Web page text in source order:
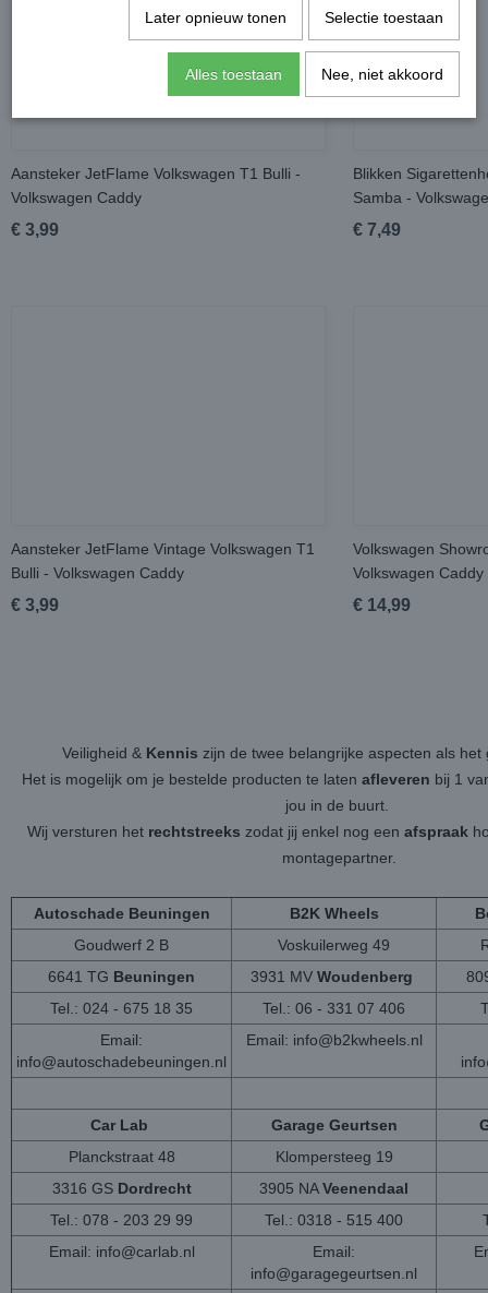
Aansteker JetFlame Volkswagen T1 Bulli -
Volkswagen Caddy
€ 3,99
Blikken
Samba -
€ 7,49
Aansteker JetFlame Vintage Volkswagen T1
Bulli - Volkswagen Caddy
€ 3,99
Volkswagen
Volkswagen Caddy
€ 14,99
Veiligheid & Kennis zijn de twee belangrijke aspecten als
Het is mogelijk om je bestelde producten te laten afleveren bij 1
jou in de buurt.
Wij versturen het rechtstreeks zodat jij enkel nog een afspraak
montagepartner.
Autoschade Beuningen B2K Wheels
Goudwerf 2 B
Voskuilerweg 49
6641 TG Beuningen 3931 MV Woudenberg
Tel.: 024 - 675 18 35
Tel.: 06 - 331 07 406
Email:
info@autoschadebeuningen.nl
Email: info@b2kwheels.nl
Car Lab Garage Geurtsen
Planckstraat 48
Klompersteeg 19
3316 GS Dordrecht 3905 NAVeenendaal
Tel.: 078 - 203 29 99
Tel.: 0318 - 515 400
Email: info@carlab.nl
Email:
info@garagegeurtsen.nl
Later opnieuw tonen Selectie toestaan
Alles toestaan Nee, niet akkoord